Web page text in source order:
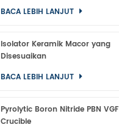
BACA LEBIH LANJUT
Isolator Keramik Macor yang
Disesuaikan
BACA LEBIH LANJUT
Pyrolytic Boron Nitride PBN VGF
Crucible